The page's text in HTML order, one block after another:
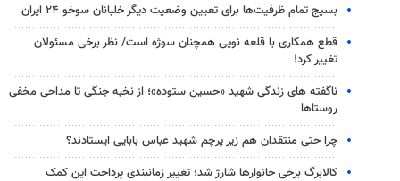
بسیج تمام ظرفیت‌ها برای تعیین وضعیت دیگر خلبانان سوخو ۲۴ ایران
قطع همکاری با قلعه نویی همچنان سوژه است/ نظر برخی مسئولان
تغییر کرد!
ناگفته های زندگی شهید «حسین ستوده»؛ از نخبه جنگی تا مداحی مخفی
روستاها
چرا حتی منتقدان هم زیر پرچم شهید عباس بابایی ایستادند؟
کالابرگ برخی خانوارها شارژ شد؛ تغییر زمانبندی پرداخت این کمک